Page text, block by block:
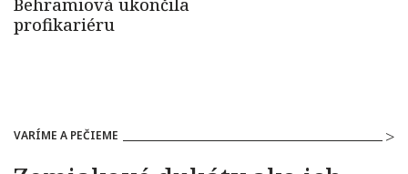
VARÍME A PEČIEME